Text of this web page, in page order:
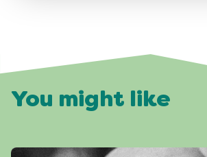
You might like